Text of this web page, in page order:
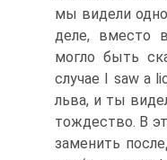
мы ви­дели
деле, вместо
могло быть
случае I saw a
льва, и ты
тождество. В
заменить